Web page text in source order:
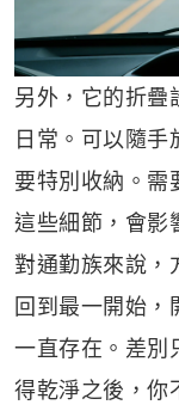
另外，它的折疊
日常。可以隨
要特別收納。需
這些細節，會影
對通勤族來說，
回到最一開始，
一直存在。差別
得乾淨之後，你